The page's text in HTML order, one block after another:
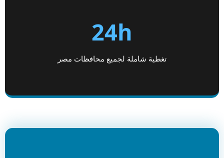
24h
تغطية شاملة لجميع محافظات مصر